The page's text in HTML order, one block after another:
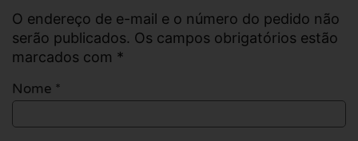
O endereço de e-mail e o número do pedido não
serão publicados. Os campos obrigatórios estão
marcados com *
Nome *